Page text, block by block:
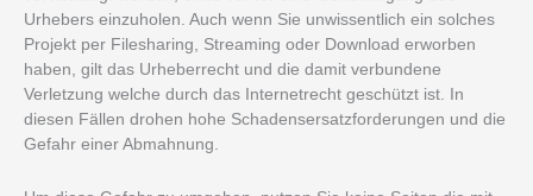
Urhebers einzuholen. Auch wenn Sie unwissentlich ein solches
Projekt per Filesharing, Streaming oder Download erworben
haben, gilt das Urheberrecht und die damit verbundene
Verletzung welche durch das Internetrecht geschützt ist. In
diesen Fällen drohen hohe Schadensersatzforderungen und die
Gefahr einer Abmahnung.